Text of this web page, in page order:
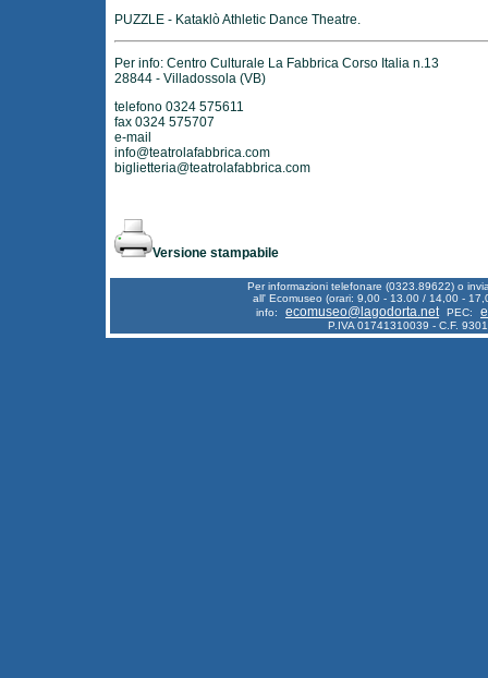
PUZZLE - Kataklò Athletic Dance Theatre.
Per info: Centro Culturale La Fabbrica Corso Italia n.13
28844 - Villadossola (VB)
telefono 0324 575611
fax 0324 575707
e-mail
info@teatrolafabbrica.com
biglietteria@teatrolafabbrica.com
Versione stampabile
Per informazioni telefonare (0323.89622) o
all' Ecomuseo (orari: 9,00 - 13.00 / 14,00 -
info:
ecomuseo@lagodorta.net PEC:
P.IVA 01741310039 - C.F.